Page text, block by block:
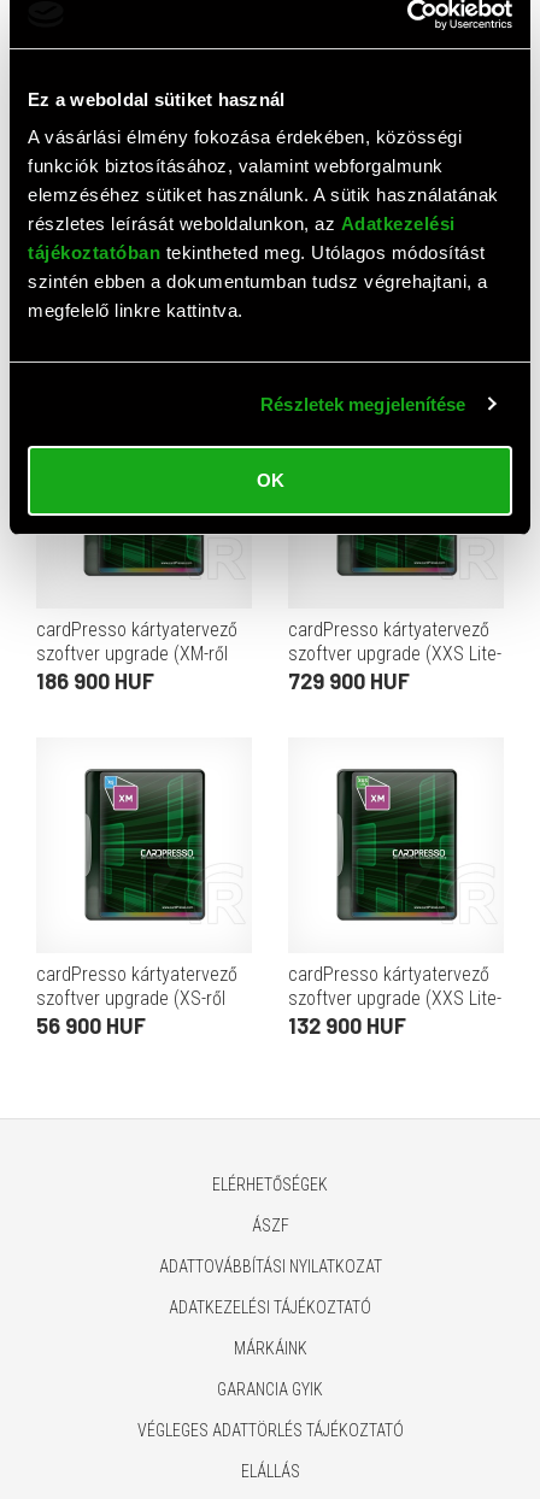
Ez a weboldal sütiket használ
A vásárlási élmény fokozása érdekében, közösségi
funkciók biztosításához, valamint webforgalmunk
elemzéséhez sütiket használunk. A sütik használatának
részletes leírását weboldalunkon, az Adatkezelési
tájékoztatóban tekintheted meg. Utólagos módosítást
szintén ebben a dokumentumban tudsz végrehajtani, a
megfelelő linkre kattintva.
Részletek megjelenítése
OK
cardPresso kártyatervező
szoftver upgrade (XL-ről
AJÁNLAT
cardPresso kártyatervező
cardPresso kártyatervező
szoftver upgrade (XM-ről
XL-re)
186 900 HUF
cardPresso kártyatervező
szoftver upgrade (XXS Lite-
ról XXL-re)
729 900 HUF
cardPresso kártyatervező
szoftver upgrade (XS-ről
XM-re)
56 900 HUF
cardPresso kártyatervező
szoftver upgrade (XXS Lite-
ról XM-re)
132 900 HUF
ELÉRHETŐSÉGEK
ÁSZF
ADATTOVÁBBÍTÁSI NYILATKOZAT
ADATKEZELÉSI TÁJÉKOZTATÓ
MÁRKÁINK
GARANCIA GYIK
VÉGLEGES ADATTÖRLÉS TÁJÉKOZTATÓ
ELÁLLÁS